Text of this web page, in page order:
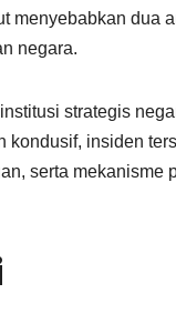
menyebabkan dua
negara.
strategis
kondusif, insiden
serta mekanisme